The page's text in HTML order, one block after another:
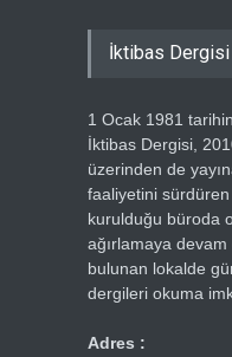
İktibas Dergisi
1 Ocak 1981
İktibas Dergisi,
üzerinden de
faaliyetini
kurulduğu büroda
ağırlamaya
bulunan lokalde
dergileri okuma
Adres :